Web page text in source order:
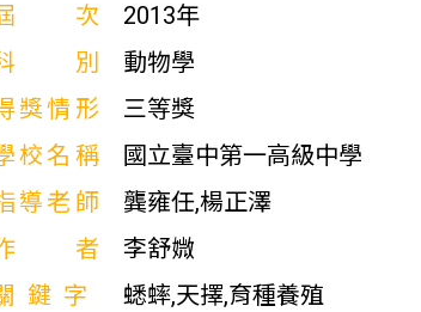
次
2013年
別
動物學
獎情形
三等獎
校名稱
國立臺中第一高級中學
導老師
龔雍任,楊正澤
者
李舒媺
鍵字
蟋蟀,天擇,育種養殖